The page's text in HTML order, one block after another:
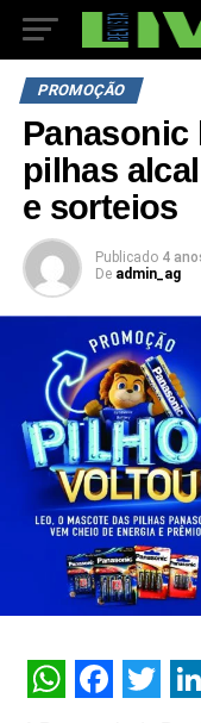
PROMOÇÃO
Panasonic
pilhas
e sorteios
Publicado 4
De admin_ag